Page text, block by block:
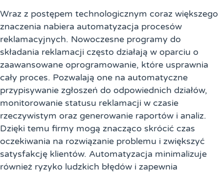
Wraz z postępem technologicznym coraz większego
znaczenia nabiera automatyzacja procesów
reklamacyjnych. Nowoczesne programy do
składania reklamacji często działają w oparciu o
zaawansowane oprogramowanie, które usprawnia
cały proces. Pozwalają one na automatyczne
przypisywanie zgłoszeń do odpowiednich działów,
monitorowanie statusu reklamacji w czasie
rzeczywistym oraz generowanie raportów i analiz.
Dzięki temu firmy mogą znacząco skrócić czas
oczekiwania na rozwiązanie problemu i zwiększyć
satysfakcję klientów. Automatyzacja minimalizuje
również ryzyko ludzkich błędów i zapewnia